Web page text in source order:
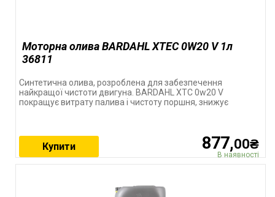
Моторна олива BARDAHL XTEC 0W20 V 1л
36811
Синтетична олива, розроблена для забезпечення
найкращої чистоти двигуна. BARDAHL XTC 0w20 V
покращує витрату палива і чистоту поршня, знижує
877,00₴
В наявності
Купити